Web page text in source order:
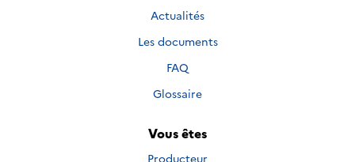
Actualités
Les documents
FAQ
Glossaire
Vous êtes
Producteur